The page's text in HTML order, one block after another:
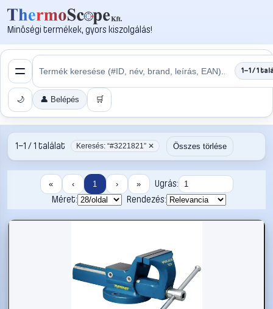
Minőségi termékek, gyors kiszolgálás!
1–1 / 1
🌙 👤 Belépés 🛒
1–1 / 1 találat Keresés: “#3221821” ✕ Összes törlése
« ‹ 1 › »
Ugrás:
Méret:
Rendezés: